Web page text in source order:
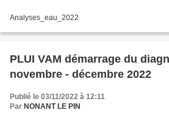
Analyses_eau_2022
PLUI VAM démarrage du
novembre - décembre 2022
Publié le 03/11/2022 à 12:11
Par NONANT LE PIN